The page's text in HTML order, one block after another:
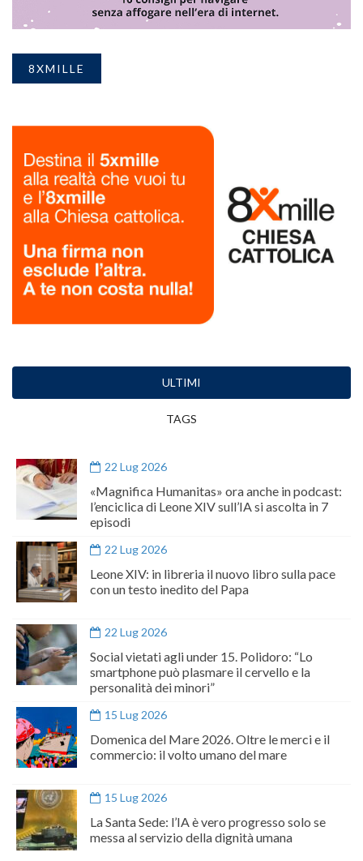
8XMILLE
ULTIMI
TAGS
22 Lug 2026
«Magnifica Humanitas» ora anche in podcast:
l’enciclica di Leone XIV sull’IA si ascolta in 7
episodi
22 Lug 2026
Leone XIV: in libreria il nuovo libro sulla pace
con un testo inedito del Papa
22 Lug 2026
Social vietati agli under 15. Polidoro: “Lo
smartphone può plasmare il cervello e la
personalità dei minori”
15 Lug 2026
Domenica del Mare 2026. Oltre le merci e il
commercio: il volto umano del mare
15 Lug 2026
La Santa Sede: l’IA è vero progresso solo se
messa al servizio della dignità umana